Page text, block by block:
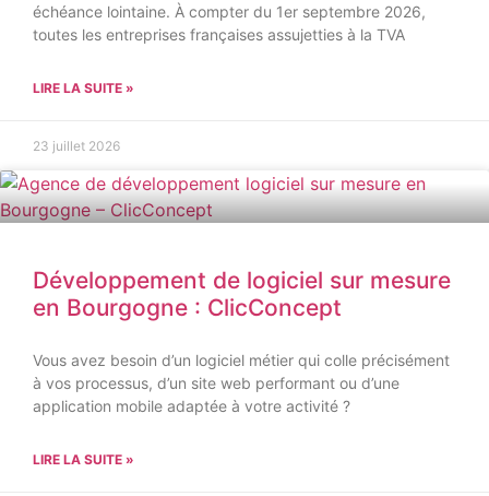
échéance lointaine. À compter du 1er septembre 2026,
toutes les entreprises françaises assujetties à la TVA
LIRE LA SUITE »
23 juillet 2026
Développement de logiciel sur mesure
en Bourgogne : ClicConcept
Vous avez besoin d’un logiciel métier qui colle précisément
à vos processus, d’un site web performant ou d’une
application mobile adaptée à votre activité ?
LIRE LA SUITE »